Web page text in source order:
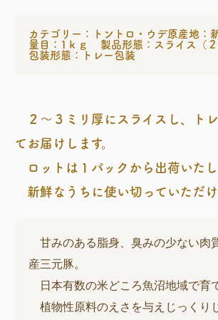
カテゴリー：トントロ・ウデ原産地：
量目：1ｋｇ
製品形態：スライス（２
包装形態：トレー包装
２～３ミリ厚にスライスし、ト
てお届けします。
ロットは１パックから出荷いたし
新鮮なうちに使い切っていただけ
甘みのある脂身、臭みの少ない肉
産三元豚。
日本有数の米どころ魚沼地域で育
植物性原料のえさを与えじっくり